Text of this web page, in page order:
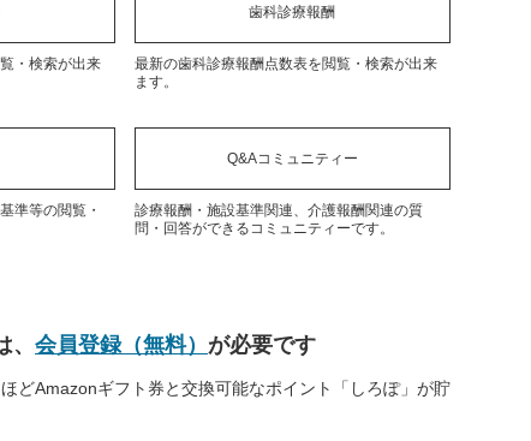
・検索が出来
歯科診療報酬
最新の歯科診療報酬点数表を閲覧・検索が出来
ます。
準等の閲覧・
Q&Aコミュニティー
診療報酬・施設基準関連、介護報酬関連の質
問・回答ができるコミュニティーです。
会員登録（無料） が必要です
どAmazonギフト券と交換可能なポイント「しろぽ」が貯